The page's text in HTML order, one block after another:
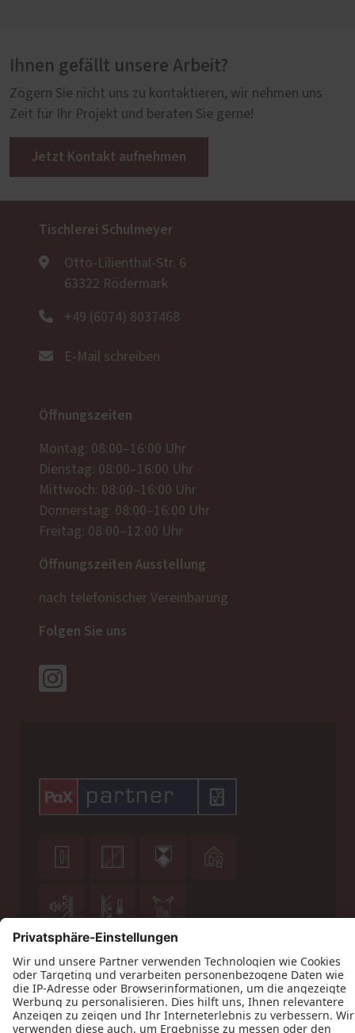
Ihnen gefällt unsere Arbeit?
Zögern Sie nicht uns zu kontaktieren, wir nehmen uns
Zeit für Ihr Projekt und beraten Sie gerne!
Jetzt Kontakt aufnehmen
Tischlerei Schulmeyer
Otto-Lilienthal-Str. 6
63322 Rödermark
+49 (6074) 8037468
E-Mail schreiben
Öffnungszeiten
Montag: 08:00–16:00 Uhr
Dienstag: 08:00–16:00 Uhr
Mittwoch: 08:00–16:00 Uhr
Donnerstag: 08:00–16:00 Uhr
Freitag: 08:00–12:00 Uhr
Öffnungszeiten Ausstellung
nach telefonischer Vereinbarung
Folgen Sie uns
  
  
Datenschutz Impressum Kontakt Allgemeine